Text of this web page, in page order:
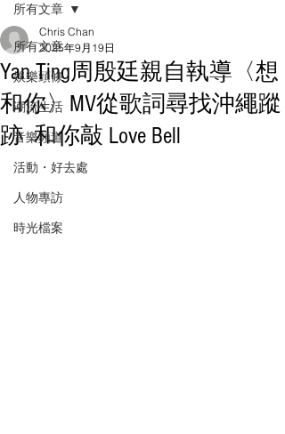
所有文章
娛樂頭條
潮流生活
音樂頻道
活動・好去處
人物專訪
時光檔案
所有文章
Yan Ting周殷廷親自執導〈想
和你〉MV從歌詞尋找沖繩蹤
跡 和你敲 Love Bell
Chris Chan
2025年9月19日